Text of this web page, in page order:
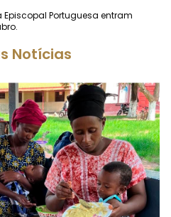
Portuguesa entram
Notícias